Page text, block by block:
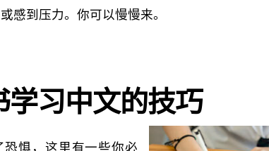
感到压力。你可以慢慢来。
习中文的技巧
惧，这里有一些你必